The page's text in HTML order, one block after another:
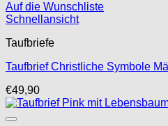
Auf die Wunschliste
Schnellansicht
Taufbriefe
Taufbrief Christliche Symbole
€49,90